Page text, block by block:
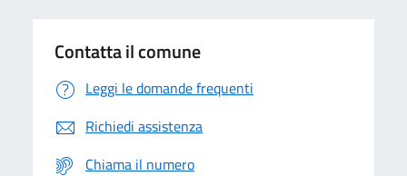
Contatta il comune
Leggi le domande frequenti
Richiedi assistenza
Chiama il numero